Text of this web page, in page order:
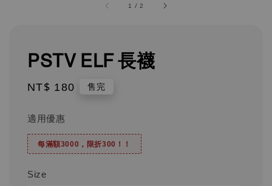
1 /2
PSTV ELF 長襪
Regular
NT$ 180 售完
適用優惠
每滿額3000，限折300！！
Size